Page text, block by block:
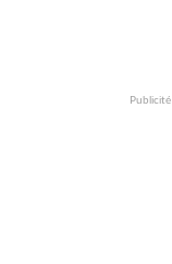
Publicité